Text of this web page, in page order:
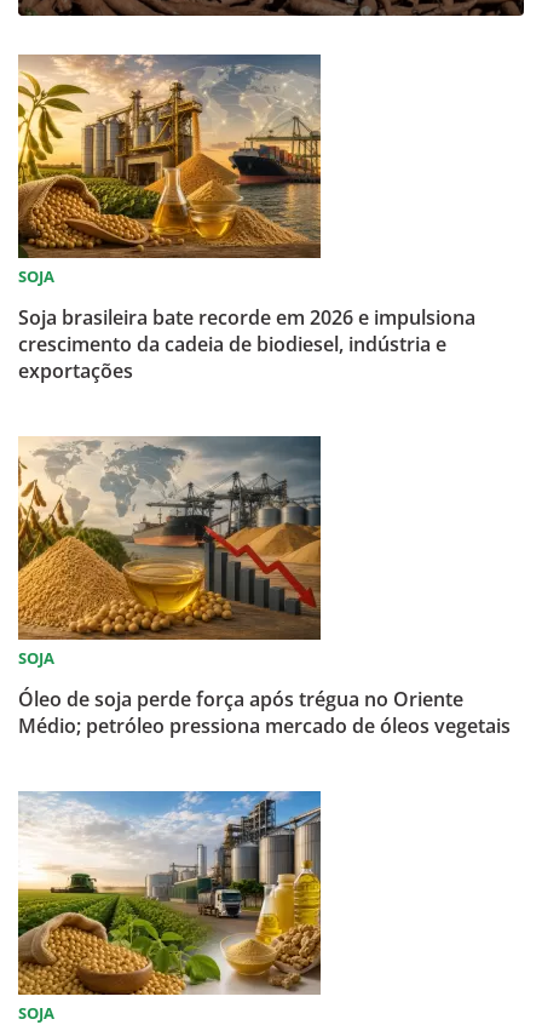
SOJA
Soja brasileira bate recorde em 2026 e impulsiona
crescimento da cadeia de biodiesel, indústria e
exportações
SOJA
Óleo de soja perde força após trégua no Oriente
Médio; petróleo pressiona mercado de óleos vegetais
SOJA